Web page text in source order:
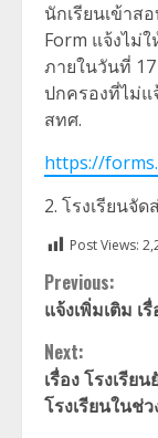
นักเรียนเข้าส
Form แจ้งไม่
ภายในวันที่ 17
ปกครองที่ไม่แ
สทศ.
https://
2. โรงเรียนจั
Post Views:
Continue
Reading
Previous:
แจ้งเพิ่มเติม
Next:
เรื่อง โรงเรีย
โรงเรียนในช่